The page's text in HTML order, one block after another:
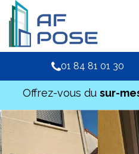
01 84 81 01 30
Offrez-vous du sur-